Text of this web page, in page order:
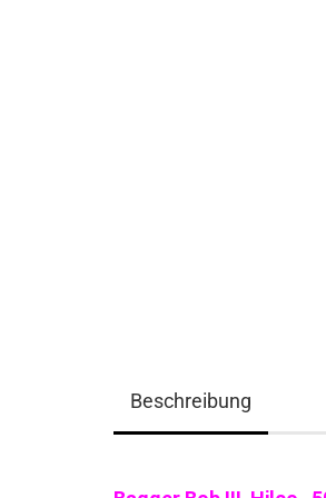
Beschreibung